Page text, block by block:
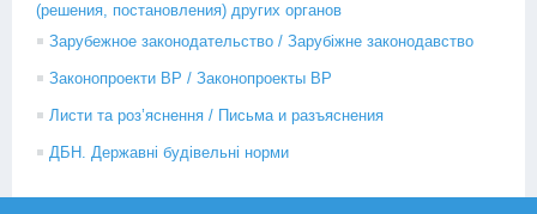
(решения, постановления) других органов
Зарубежное законодательство / Зарубіжне законодавство
Законопроекти ВР / Законопроекты ВР
Листи та роз’яснення / Письма и разъяснения
ДБН. Державні будівельні норми